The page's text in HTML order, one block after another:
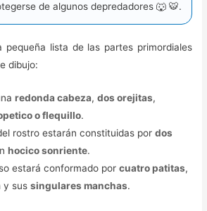
de algunos depredadores 🐺 🐯.
pequeña lista de las partes primordiales
dibujo:
redonda cabeza,dos orejitas,
o flequillo.
rostro estarán constituidas pordos
hocico sonriente.
estará conformado porcuatro patitas,
y sussingulares manchas.